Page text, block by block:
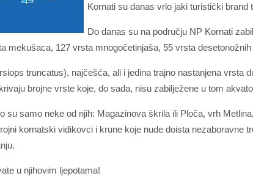
Kornati su danas vrlo jaki turistički
Do danas su na području NP Kornati
mekušaca, 127 vrsta mnogočetinjaša, 55 vrsta
truncatus), najčešća, ali i jedina trajno nastanjena vrsta
brojne vrste koje, do sada, nisu zabilježene u tom
su samo neke od njih: Magazinova škrila ili Ploča, vrh
kornatski vidikovci i krune koje nude doista nezaboravne
u njihovim ljepotama!